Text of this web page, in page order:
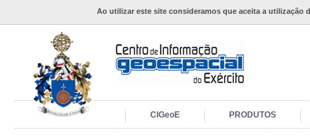
Ao utilizar este site consideramos que aceita a utilização
CIGeoE PRODUTOS